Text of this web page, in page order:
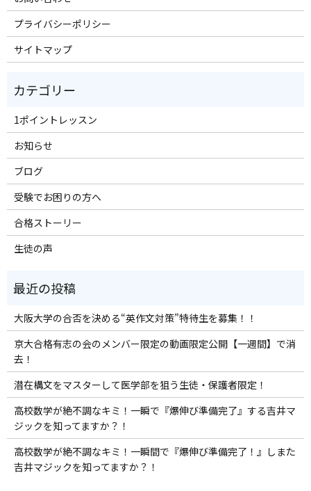
プライバシーポリシー
サイトマップ
1ポイントレッスン
お知らせ
ブログ
受験でお困りの方へ
合格ストーリー
生徒の声
大阪大学の合否を決める“英作文対策”特待生を募集！！
京大合格有志の会のメンバー限定の動画限定公開【一週間】で消
去！
潜在構文をマスターして医学部を狙う生徒・保護者限定！
高校数学が絶不調なキミ！一瞬で『爆伸び準備完了』する吉井マ
ジックを知ってますか？！
高校数学が絶不調なキミ！一瞬間で『爆伸び準備完了！』しまた
吉井マジックを知ってますか？！